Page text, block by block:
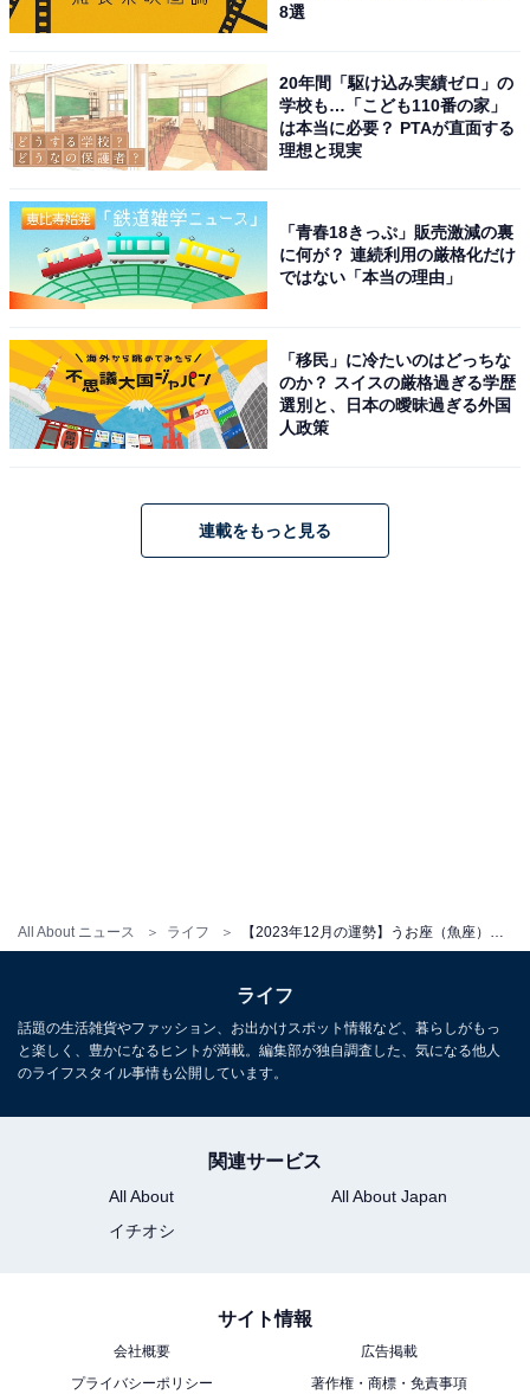
All About ニュース ライフ
他の星座の運勢も見る
【12月の運勢】おひつじ座（牡羊座）
【12月の運勢】おうし座（牡牛座）
【12月の運勢】ふたご座（双子座）
【12月の運勢】かに座（蟹座）
【12月の運勢】しし座（獅子座）
【12月の運勢】おとめ座（乙女座）
【12月の運勢】さそり座（蠍座）
【12月の運勢】いて座（射手座）
【12月の運勢】やぎ座（山羊座）
占い師＆イラストレータープロフィール
占い師：章月 綾乃
占い、心理テストの執筆、監修。雑誌、Web、広告
イラストレーター：
タウン情報誌の営業、住宅情報誌の編集を経てフリ
体のコンテンツ理解を促進するようなイラストを制
作しています。雑誌やWeb、結婚式やSNSの似顔絵
8選
20年間「駆け込み実績ゼロ」の
学校も…「こども110番の家」
は本当に必要？ PTAが直面する
理想と現実
「青春18きっぷ」販売激減の裏
に何が？ 連続利用の厳格化だけ
ではない「本当の理由」
「移民」に冷たいのはどっちな
のか？ スイスの厳格過ぎる学歴
選別と、日本の曖昧過ぎる外国
人政策
連載をもっと見る
ライフ
話題の生活雑貨やファッション、お出かけスポット情報など、暮らしがもっ
と楽しく、豊かになるヒントが満載。編集部が独自調査した、気になる他人
のライフスタイル事情も公開しています。
関連サービス
All About
All About Japan
イチオシ
サイト情報
会社概要
広告掲載
プライバシーポリシー
著作権・商標・免責事項